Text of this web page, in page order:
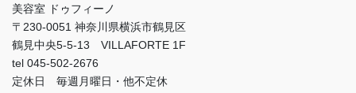
美容室 ドゥフィーノ
〒230-0051 神奈川県横浜市鶴見区
鶴見中央5-5-13 VILLAFORTE 1F
tel 045-502-2676
定休日 毎週月曜日・他不定休